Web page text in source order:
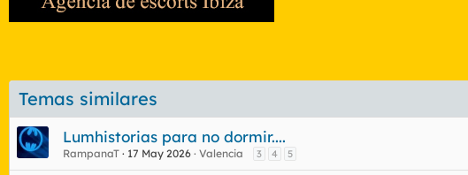
Temas similares
Lumhistorias para no dormir....
RampanaT 17 May 2026 Valencia 3 4 5